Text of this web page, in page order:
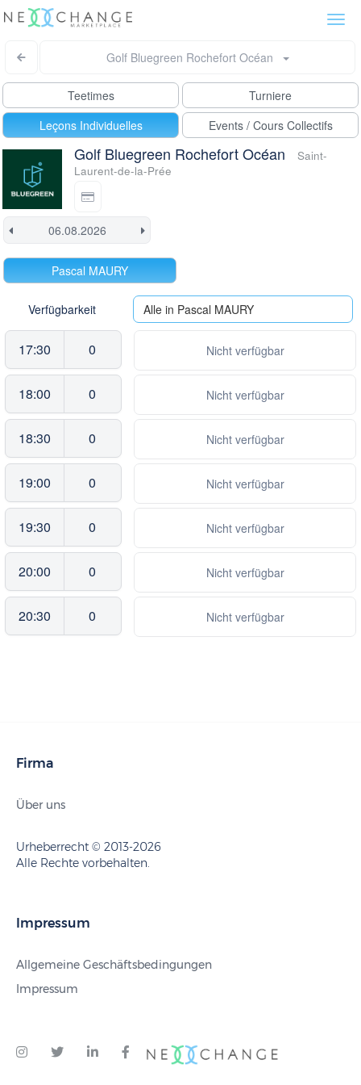
Golf Bluegreen Rochefort Océan
Teetimes
Turniere
Leçons Individuelles
Events / Cours Collectifs
Golf Bluegreen Rochefort Océan
Saint-
Laurent-de-la-Prée
Pascal MAURY
Verfügbarkeit Alle in Pascal MAURY
17:30 0 Nicht verfügbar
18:00 0 Nicht verfügbar
18:30 0 Nicht verfügbar
19:00 0 Nicht verfügbar
19:30 0 Nicht verfügbar
20:00 0 Nicht verfügbar
20:30 0 Nicht verfügbar
Firma
Über uns
Urheberrecht © 2013-2026
Alle Rechte vorbehalten.
Impressum
Allgemeine Geschäftsbedingungen
Impressum